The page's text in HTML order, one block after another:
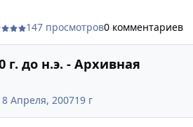
до н.э.
147 просмотров0 комментариев
г. до н.э. - Архивная
Апреля, 200719 г